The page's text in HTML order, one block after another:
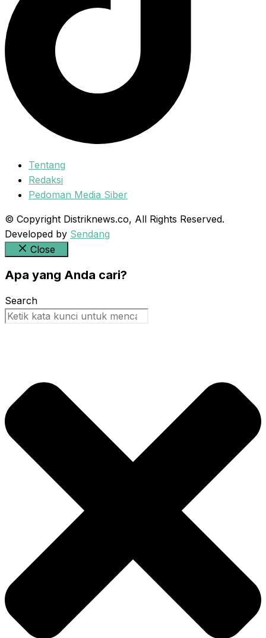
Tentang
Redaksi
Pedoman Media Siber
© Copyright Distriknews.co, All Rights Reserved.
Developed by Sendang
Close
Apa yang Anda cari?
Search